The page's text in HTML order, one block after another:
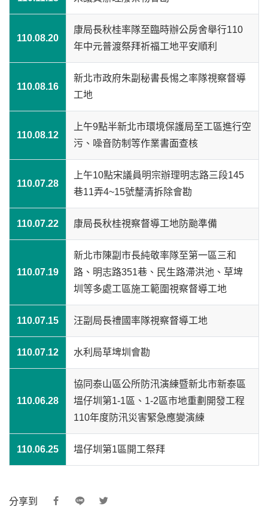
110.08.20
康局長秋桂率隊至臨時辦公房舍舉行110
年中元普渡祭拜祈福工地平安順利
110.08.16
新北市政府朱副秘書長惕之率隊視察督導
工地
110.08.12
上午9點半新北市環境保護局至工區進行空
污、噪音防制等作業書面查核
110.07.28
上午10點宋議員明宗辦理明志路三段145
巷11弄4~15號釐清拆除會勘
110.07.22 康局長秋桂視察督導工地防颱準備
110.07.19
新北市陳副市長純敬率隊至第一區三和
路、明志路351巷、民生路滯洪池、草埤
圳等多處工區施工範圍視察督導工地
110.07.15 汪副局長禮國率隊視察督導工地
110.07.12 水利局草埤圳會勘
110.06.28
協同泰山區公所防汛演練暨新北市新泰區
塭仔圳第1-1區、1-2區市地重劃開發工程
110年度防汛災害緊急應變演練
110.06.25 塭仔圳第1區開工祭拜
分享到